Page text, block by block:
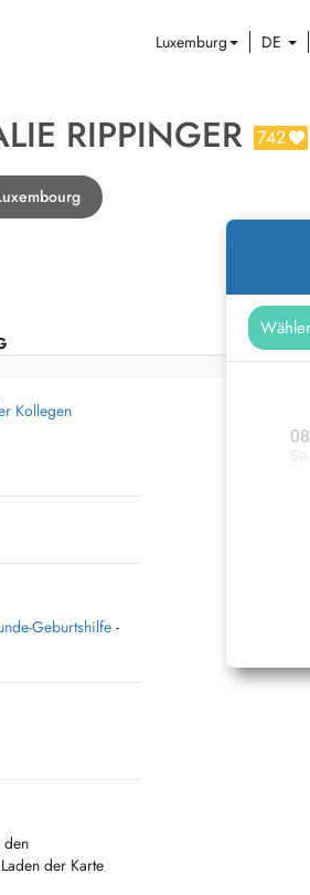
Luxemburg DE
RIPPINGER 742
08
Kollegen
Geburtshilfe-
der Karte